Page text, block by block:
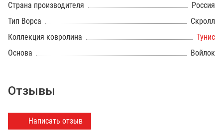
Страна производителя
Россия
Тип Ворса
Скролл
Коллекция ковролина
Тунис
Основа
Войлок
Отзывы
Написать отзыв